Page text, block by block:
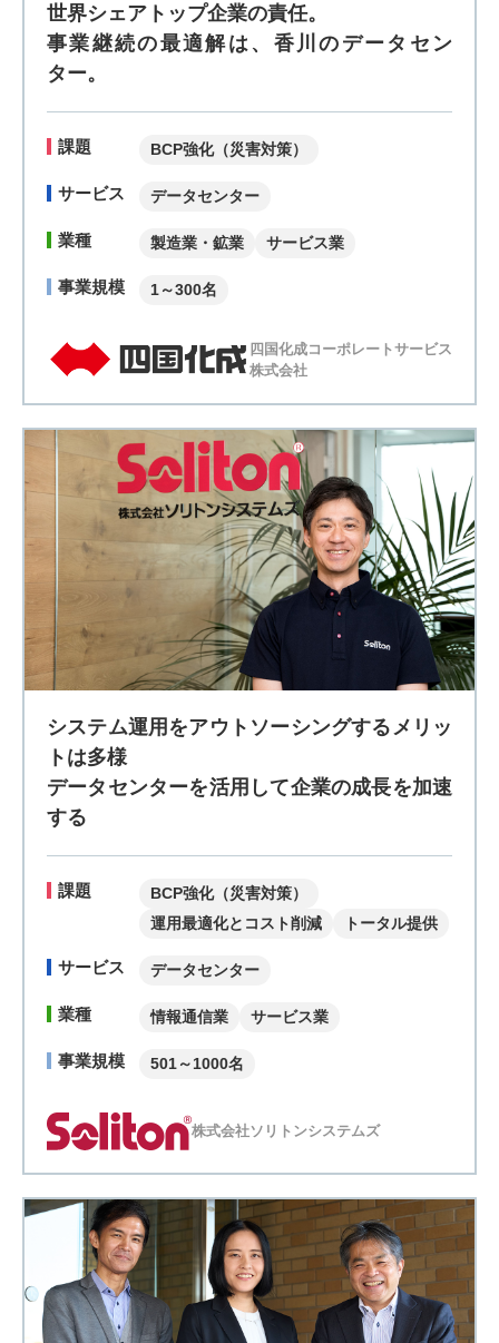
世界シェアトップ企業の責任。
事業継続の最適解は、香川のデータセン
ター。
課題 BCP強化（災害対策）
サービス データセンター
業種 製造業・鉱業 サービス業
事業規模 1～300名
四国化成コーポレートサービス
株式会社
システム運用をアウトソーシングするメリッ
トは多様
データセンターを活用して企業の成長を加速
する
課題
BCP強化（災害対策）
運用最適化とコスト削減
トータル提供
サービス データセンター
業種 情報通信業 サービス業
事業規模 501～1000名
株式会社ソリトンシステムズ